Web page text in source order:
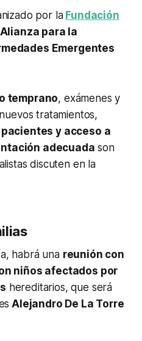
por la Fundación
Alianza para la
Emergentes
temprano, exámenes y
tratamientos,
y acceso a
adecuada son
discuten en la
habrá una reunión con
niños afectados por
hereditarios, que será
Alejandro De La Torre